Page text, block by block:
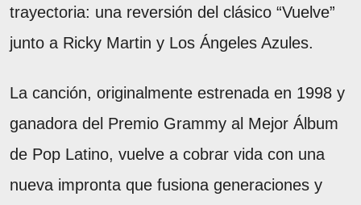
trayectoria: una reversión del clásico “Vuelve”
junto a Ricky Martin y Los Ángeles Azules.
La canción, originalmente estrenada en 1998 y
ganadora del Premio Grammy al Mejor Álbum
de Pop Latino, vuelve a cobrar vida con una
nueva impronta que fusiona generaciones y